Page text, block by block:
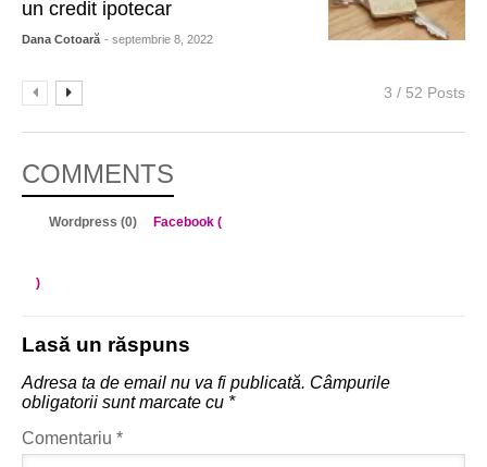
un credit ipotecar
Dana Cotoară - septembrie 8, 2022
3 / 52 Posts
COMMENTS
Wordpress (0) Facebook (
)
Lasă un răspuns
Adresa ta de email nu va fi publicată. Câmpurile
obligatorii sunt marcate cu *
Comentariu *